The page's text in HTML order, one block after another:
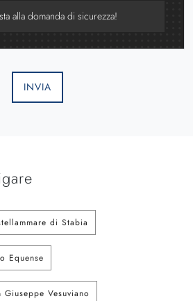
INVIA
di Stabia
Equense
Vesuviano